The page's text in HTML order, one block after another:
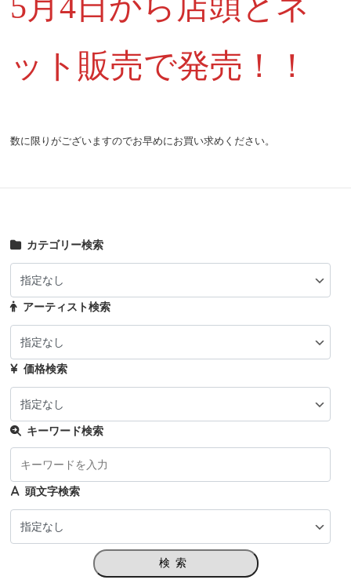
5月4日から店頭とネ
ット販売で発売！！
数に限りがございますのでお早めにお買い求めください。
カテゴリー検索
アーティスト検索
価格検索
キーワード検索
頭文字検索
検索